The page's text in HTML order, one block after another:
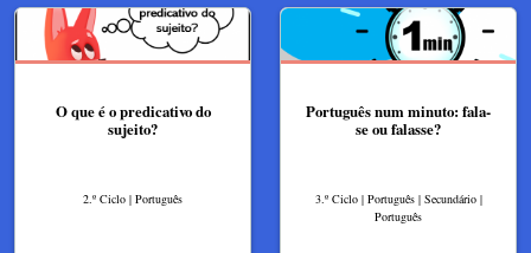
O que é o predicativo do
sujeito?
2.º Ciclo | Português
Português num minuto: fala-
se ou falasse?
3.º Ciclo | Português | Secundário |
Português